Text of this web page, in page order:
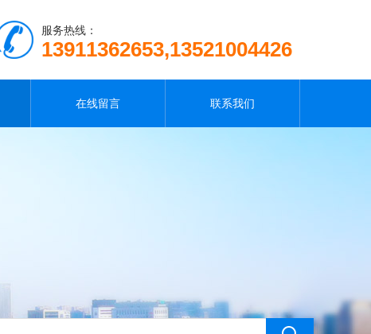
服务热线：
13911362653,13521004426
在线留言 联系我们